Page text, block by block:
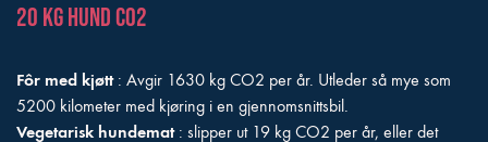
20 kg hund CO2
Fôr med kjøtt: Avgir 1630 kg CO2 per år. Utleder så mye som
5200 kilometer med kjøring i en gjennomsnittsbil.
Vegetarisk hundemat: slipper ut 19 kg CO2 per år, eller det